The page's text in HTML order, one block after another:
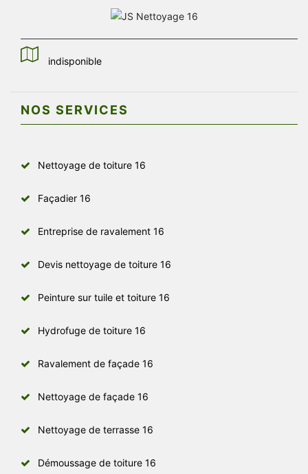
indisponible
NOS SERVICES
Nettoyage de toiture 16
Façadier 16
Entreprise de ravalement 16
Devis nettoyage de toiture 16
Peinture sur tuile et toiture 16
Hydrofuge de toiture 16
Ravalement de façade 16
Nettoyage de façade 16
Nettoyage de terrasse 16
Démoussage de toiture 16